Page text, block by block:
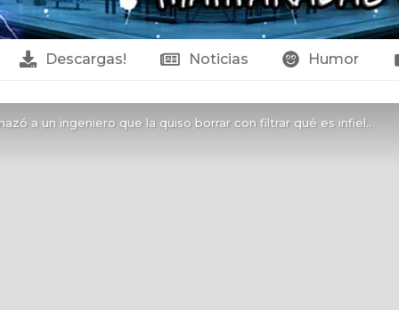
Descargas! Noticias Humor
a un ingeniero que la quiso borrar con filtrar qué es infiel..